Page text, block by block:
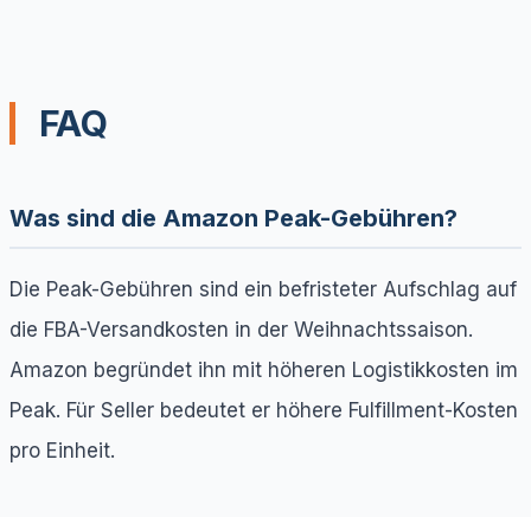
FAQ
Was sind die Amazon Peak-Gebühren?
Die Peak-Gebühren sind ein befristeter Aufschlag auf
die FBA-Versandkosten in der Weihnachtssaison.
Amazon begründet ihn mit höheren Logistikkosten im
Peak. Für Seller bedeutet er höhere Fulfillment-Kosten
pro Einheit.